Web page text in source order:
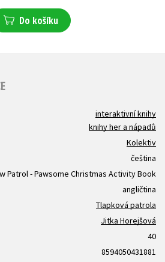
Do košíku
interaktivní knihy
knihy her a nápadů
Kolektiv
čeština
Patrol - Pawsome Christmas Activity Book
angličtina
Tlapková patrola
Jitka Horejšová
40
8594050431881